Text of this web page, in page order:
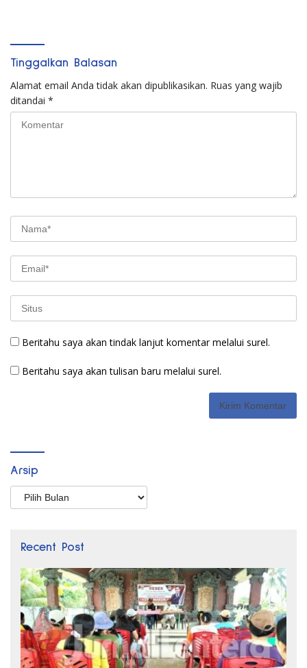
Tinggalkan Balasan
Alamat email Anda tidak akan dipublikasikan. Ruas yang wajib
ditandai *
Beritahu saya akan tindak lanjut komentar melalui surel.
Beritahu saya akan tulisan baru melalui surel.
Arsip
Arsip
Recent Post